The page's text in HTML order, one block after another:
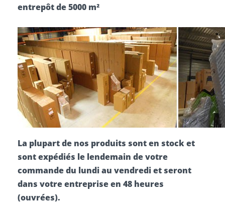
entrepôt de 5000 m²
La plupart de nos produits sont en stock et
sont expédiés le lendemain de votre
commande du lundi au vendredi et seront
dans votre entreprise en 48 heures
(ouvrées).